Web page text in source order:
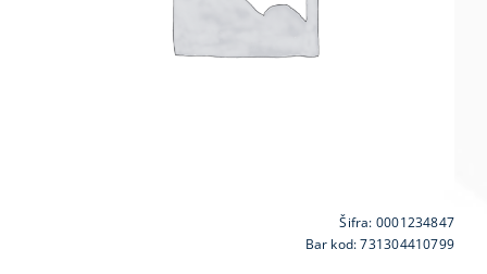
VIDEO NADZOR I SIGURNOSNA OPREMA
Šifra: 0001234847
Bar kod: 731304410799